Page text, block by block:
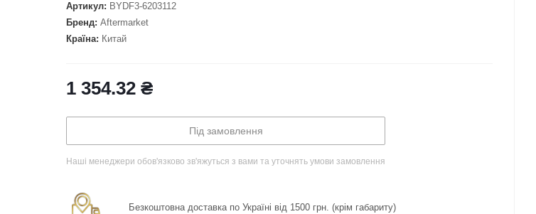
Артикул: BYDF3-6203112
Бренд: Aftermarket
Країна: Китай
1 354.32 ₴
Під замовлення
Наші менеджери обов'язково зв'яжуться з вами та уточнять умови замовлення
Безкоштовна доставка по Україні від 1500 грн. (крім габариту)